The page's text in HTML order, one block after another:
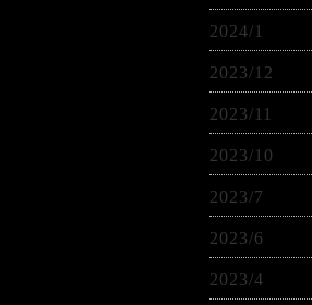
2024/1
2023/12
2023/11
2023/10
2023/7
2023/6
2023/4